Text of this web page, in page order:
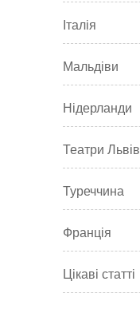
Італія
Мальдіви
Нідерланди
Театри Львів
Туреччина
Франція
Цікаві статті